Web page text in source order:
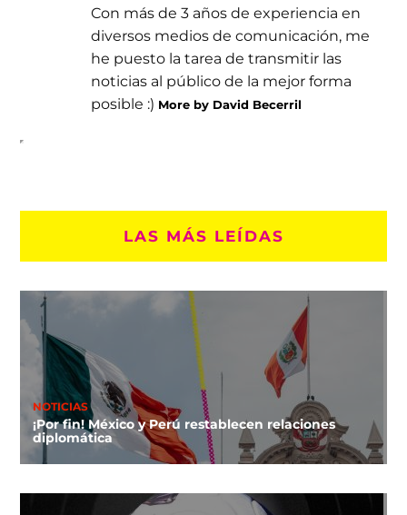
Con más de 3 años de experiencia en
diversos medios de comunicación, me
he puesto la tarea de transmitir las
noticias al público de la mejor forma
posible :) More by David Becerril
LAS MÁS LEÍDAS
NOTICIAS
¡Por fin! México y Perú restablecen relaciones
diplomática